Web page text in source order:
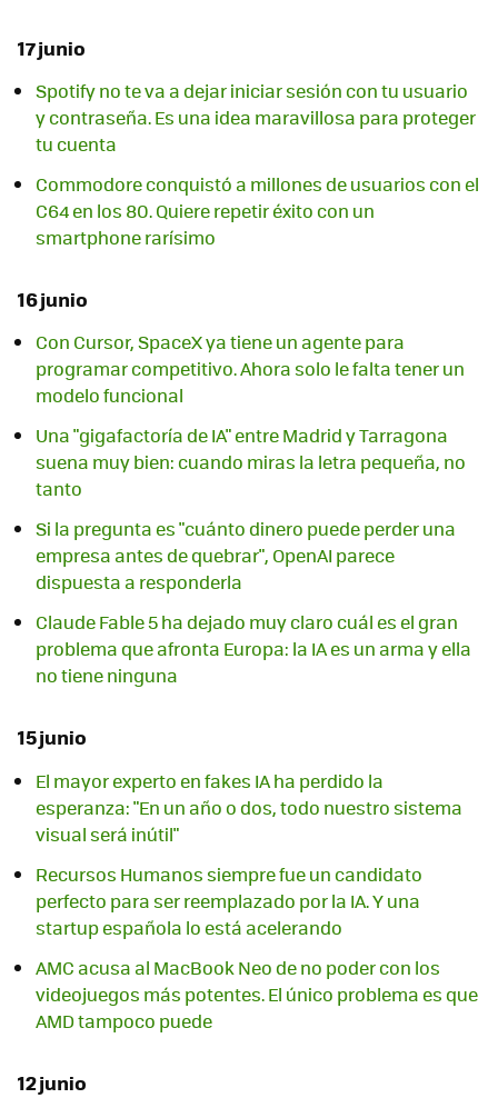
17 junio
Spotify no te va a dejar iniciar sesión con tu usuario
y contraseña. Es una idea maravillosa para proteger
tu cuenta
Commodore conquistó a millones de usuarios con el
C64 en los 80. Quiere repetir éxito con un
smartphone rarísimo
16 junio
Con Cursor, SpaceX ya tiene un agente para
programar competitivo. Ahora solo le falta tener un
modelo funcional
Una "gigafactoría de IA" entre Madrid y Tarragona
suena muy bien: cuando miras la letra pequeña, no
tanto
Si la pregunta es "cuánto dinero puede perder una
empresa antes de quebrar", OpenAI parece
dispuesta a responderla
Claude Fable 5 ha dejado muy claro cuál es el gran
problema que afronta Europa: la IA es un arma y ella
no tiene ninguna
15 junio
El mayor experto en fakes IA ha perdido la
esperanza: "En un año o dos, todo nuestro sistema
visual será inútil"
Recursos Humanos siempre fue un candidato
perfecto para ser reemplazado por la IA. Y una
startup española lo está acelerando
AMC acusa al MacBook Neo de no poder con los
videojuegos más potentes. El único problema es que
AMD tampoco puede
12 junio